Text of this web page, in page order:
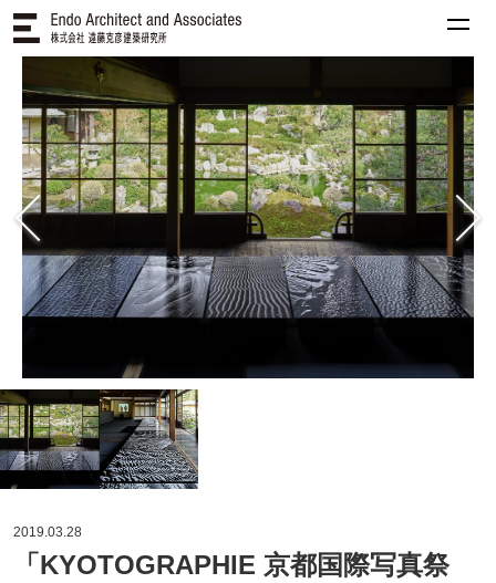
2019.03.28
「KYOTOGRAPHIE 京都国際写真祭